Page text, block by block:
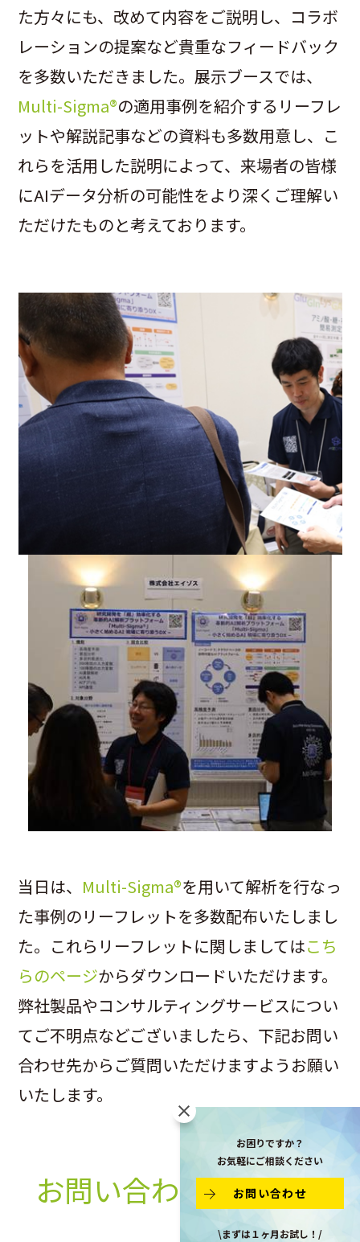
た方々にも、改めて内容をご説明し、コラボ
レーションの提案など貴重なフィードバック
を多数いただきました。展示ブースでは、
Multi-Sigma®の適用事例を紹介するリーフレ
ットや解説記事などの資料も多数用意し、こ
れらを活用した説明によって、来場者の皆様
にAIデータ分析の可能性をより深くご理解い
ただけたものと考えております。
当日は、 Multi-Sigma®を用いて解析を行なっ
た事例のリーフレットを多数配布いたしまし
た。これらリーフレットに関しましてはこち
らのページからダウンロードいただけます。
弊社製品やコンサルティングサービスについ
てご不明点などございましたら、下記お問い
合わせ先からご質問いただけますようお願い
いたします。
お問い合わせはこちら
お困りですか？
お気軽にご相談ください
お問い合わせ
\まずは１ヶ月お試し！/